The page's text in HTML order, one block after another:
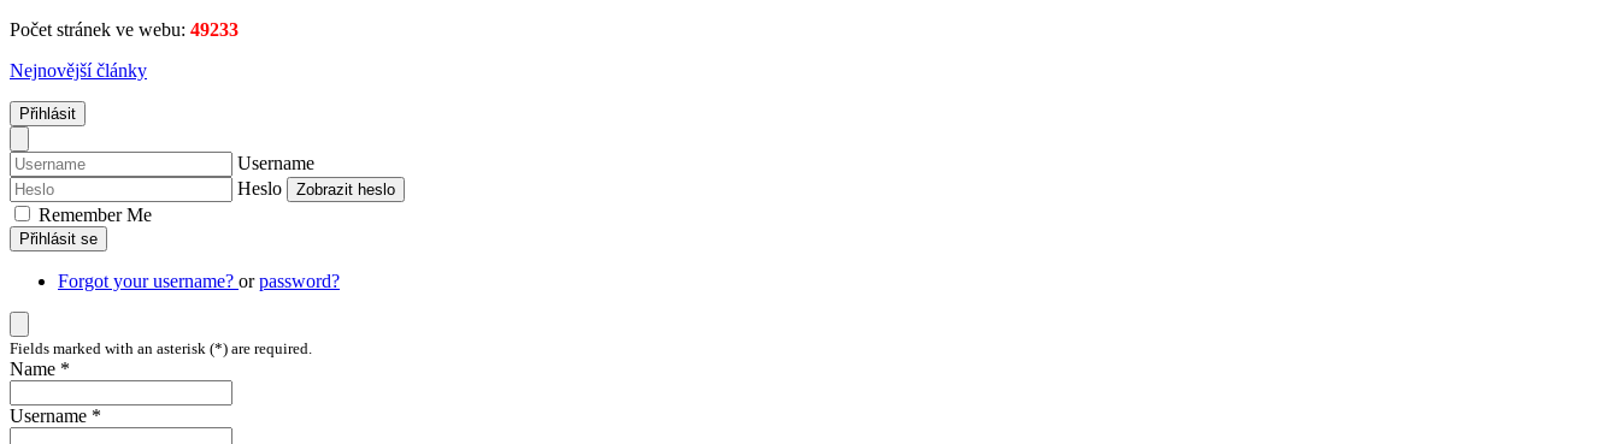
Počet stránek ve webu: 49233
Nejnovější články
Přihlásit
Username
Heslo
Zobrazit heslo
Remember Me
Přihlásit se
Forgot your username? orpassword?
Fields marked with an asterisk (*) are required.
Name *
Username *